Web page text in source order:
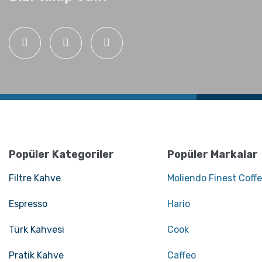
Öğütücü
V60 Dripper ile Pour Chemex kullanarak
Popüler Kategoriler
Filtre Kahve
Espresso
Türk Kahvesi
Pratik Kahve
Popüler Markalar
Moliendo Finest
Hario
Cook
Caffeo